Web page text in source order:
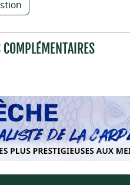
COMPLÉMENTAIRES